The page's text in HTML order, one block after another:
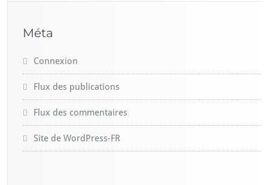
Méta
Connexion
Flux des publications
Flux des commentaires
Site de WordPress-FR